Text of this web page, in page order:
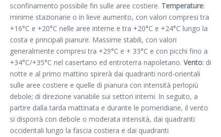
sconfinamento possibile fin sulle aree costiere. Temperature:
minime stazionarie o in lieve aumento, con valori compresi tra
+16°C e +20°C nelle aree interne e tra +20°C e +24°C lungo la
costa e principali pianure. Massime stabili, con valori
generalmente compresi tra +29°C e + 33°C e con picchi fino a
+34°C/+35°C nel casertano ed entroterra napoletano. Vento: di
notte e al primo mattino spirerà dai quadranti nord-orientali
sulle aree costiere e quelle di pianura con intensità perlopiù
debole; di direzione variabile sui settori interni. In seguito, a
partire dalla tarda mattinata e durante le pomeridiane, il vento
si disporrà con debole o moderata intensità, dai quadranti
occidentali lungo la fascia costiera e dai quadranti